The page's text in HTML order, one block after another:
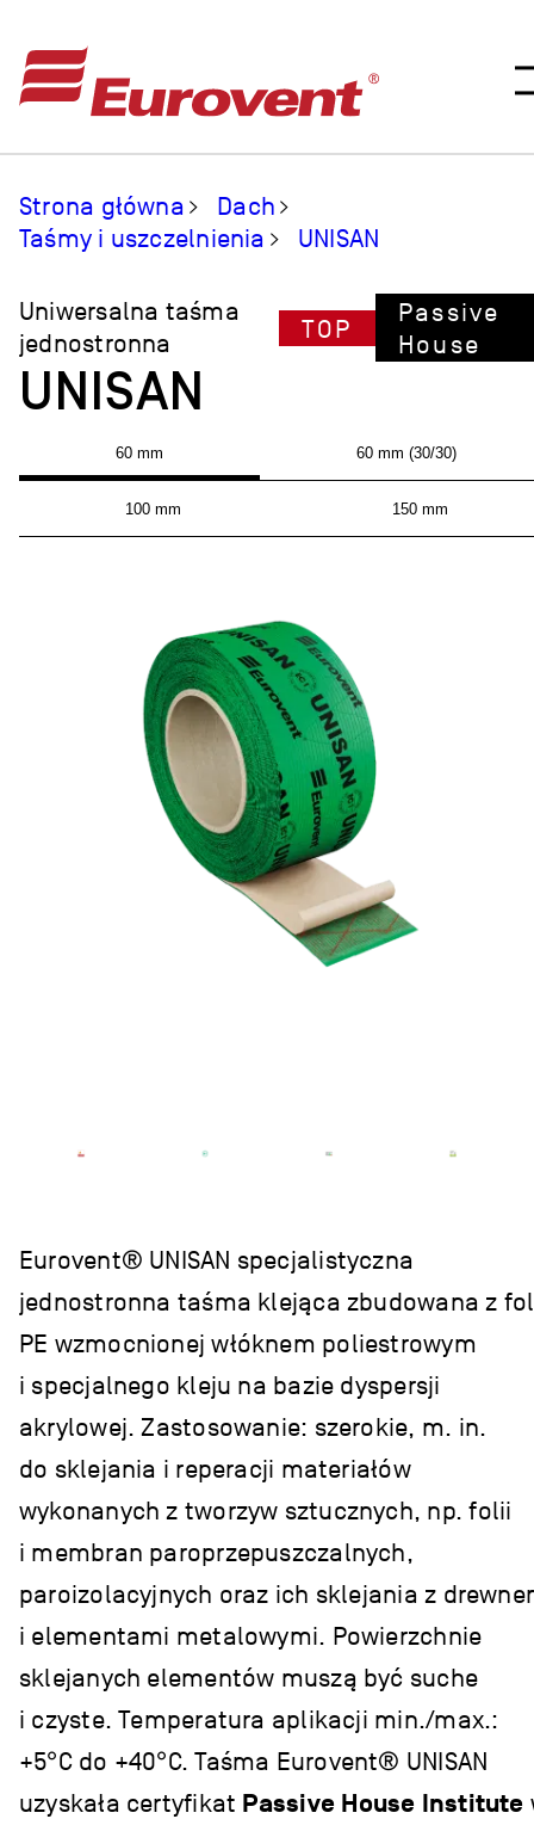
Strona główna
Dach
Taśmy i uszczelnienia
UNISAN
Uniwersalna taśma
jednostronna
TOP
Passive
House
UNISAN
60 mm 60 mm (30/30)
100 mm 150 mm
Eurovent® UNISAN specjalistyczna
jednostronna taśma klejąca zbudowana z
PE wzmocnionej włóknem poliestrowym
i specjalnego kleju na bazie dyspersji
akrylowej. Zastosowanie: szerokie, m. in.
do sklejania i reperacji materiałów
wykonanych z tworzyw sztucznych, np. folii
i membran paroprzepuszczalnych,
paroizolacyjnych oraz ich sklejania z
i elementami metalowymi. Powierzchnie
sklejanych elementów muszą być suche
i czyste. Temperatura aplikacji min./max.:
+5°C do +40°C. Taśma Eurovent® UNISAN
uzyskała certyfikat Passive House Institute